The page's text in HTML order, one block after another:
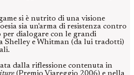
si è nutrito di una visione
sia un'arma di resistenza contro
per dialogare con le grandi
Shelley e Whitman (da lui tradotti)
dalla riflessione contenuta in